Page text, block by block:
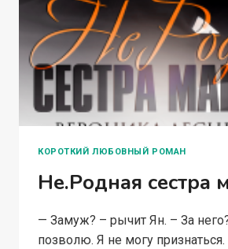
КОРОТКИЙ ЛЮБОВНЫЙ РОМАН
Не.Родная сестра
— Замуж? – рычит Ян. – За
позволю. Я не могу